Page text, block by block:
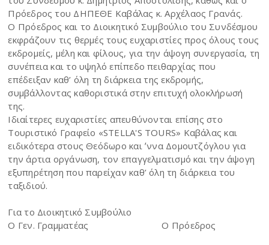
Πρόεδρος του ΔΗΠΕΘΕ Καβάλας κ. Αρχέλαος Γρανάς.
Ο Πρόεδρος και το Διοικητικό Συμβούλιο του Συνδέσμου
εκφράζουν τις θερμές τους ευχαριστίες προς όλους τους
εκδρομείς, μέλη και φίλους, για την άψογη συνεργασία, τη
συνέπεια και το υψηλό επίπεδο πειθαρχίας που
επέδειξαν καθ’ όλη τη διάρκεια της εκδρομής,
συμβάλλοντας καθοριστικά στην επιτυχή ολοκλήρωσή
της.
Ιδιαίτερες ευχαριστίες απευθύνονται επίσης στο
Τουριστικό Γραφείο «STELLA'S TOURS» Καβάλας και
ειδικότερα στους Θεόδωρο και ʼννα Δομουτζόγλου για
την άρτια οργάνωση, τον επαγγελματισμό και την άψογη
εξυπηρέτηση που παρείχαν καθ’ όλη τη διάρκεια του
ταξιδιού.
Για το Διοικητικό Συμβούλιο
Ο Γεν. Γραμματέας
Ο Πρόεδρος